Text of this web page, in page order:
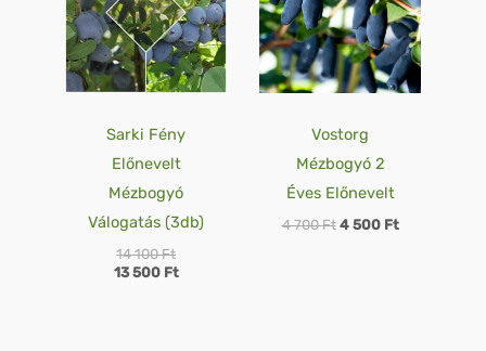
Sarki Fény
Előnevelt
Mézbogyó
Válogatás (3db)
14 100Ft
100 Ft.
13 500 Ft
500 Ft.
Vostorg
Mézbogyó 2
Éves Előnevelt
4 700Ft
700 Ft.
4 500 Ft
500 Ft.